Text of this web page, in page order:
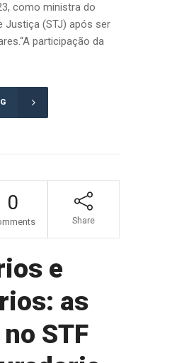
como ministra do
Justiça (STJ) após ser
participação da
0
Share
e
as
STF